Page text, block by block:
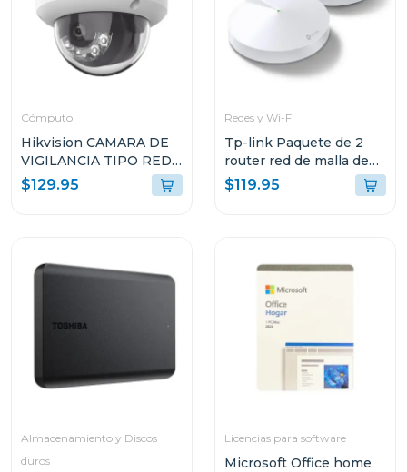
Cómputo
Hikvision CAMARA DE
VIGILANCIA TIPO RED
DOMO CON LUZ
HÍBRIDA INTELIGENTE
$129.95
Redes y Wi-Fi
Tp-link Paquete de 2
router red de malla de
wi-fi whole home mesh
ac1300 deco m5
$119.95
Almacenamiento y Discos
duros
Licencias para software
Microsoft Office home